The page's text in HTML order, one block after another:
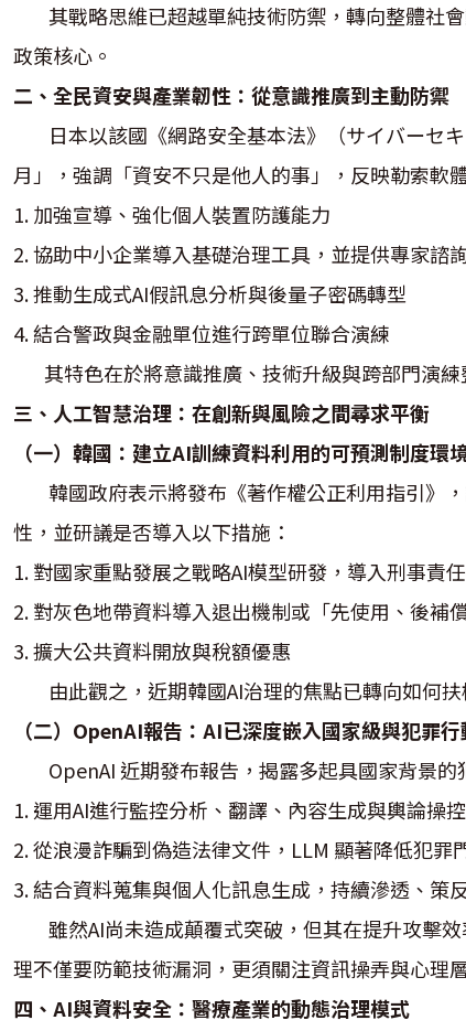
其戰略思維已超越單純技術防禦，轉向整體社
政策核心。
二、全民資安與產業韌性：從意識推廣到主動防禦
日本以該國《網路安全基本法》（サイバーセ
月」，強調「資安不只是他人的事」，反映勒索軟
1. 加強宣導、強化個人裝置防護能力
2. 協助中小企業導入基礎治理工具，並提供專家諮
3. 推動生成式AI假訊息分析與後量子密碼轉型
4. 結合警政與金融單位進行跨單位聯合演練
其特色在於將意識推廣、技術升級與跨部門演練
三、人工智慧治理：在創新與風險之間尋求平衡
（一）韓國：建立AI訓練資料利用的可預測制度環
韓國政府表示將發布《著作權公正利用指引》
性，並研議是否導入以下措施：
1. 對國家重點發展之戰略AI模型研發，導入刑事責
2. 對灰色地帶資料導入退出機制或「先使用、後補
3. 擴大公共資料開放與稅額優惠
由此觀之，近期韓國AI治理的焦點已轉向如何扶
（二）OpenAI報告：AI已深度嵌入國家級與犯罪行
OpenAI 近期發布報告，揭露多起具國家背景的
1. 運用AI進行監控分析、翻譯、內容生成與輿論操控
2. 從浪漫詐騙到偽造法律文件，LLM 顯著降低犯罪
3. 結合資料蒐集與個人化訊息生成，持續滲透、策
雖然AI尚未造成顛覆式突破，但其在提升攻擊
理不僅要防範技術漏洞，更須關注資訊操弄與心理
四、AI與資料安全：醫療產業的動態治理模式